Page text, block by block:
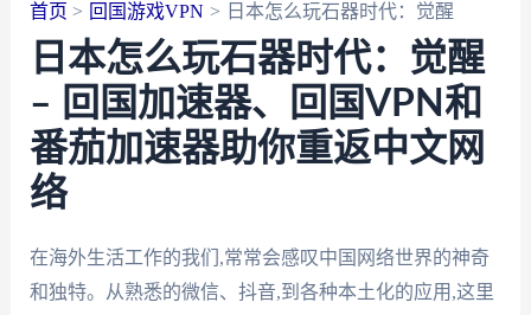
首页 回国游戏VPN 日本怎么玩石器时代：觉醒
日本怎么玩石器时代：觉醒
– 回国加速器、回国VPN和
番茄加速器助你重返中文网
络
在海外生活工作的我们,常常会感叹中国网络世界的神奇
和独特。从熟悉的微信、抖音,到各种本土化的应用,这里